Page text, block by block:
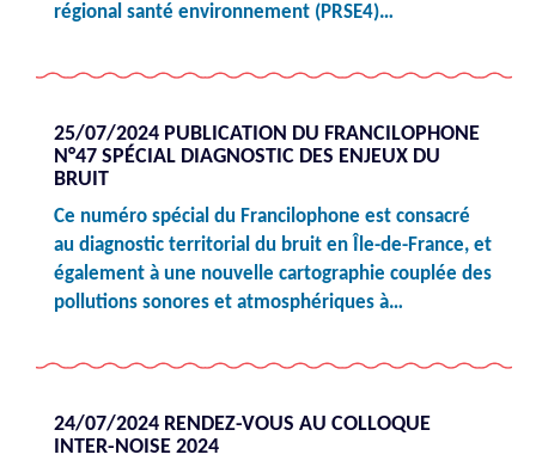
régional santé environnement (PRSE4)…
25/07/2024 PUBLICATION DU FRANCILOPHONE
N°47 SPÉCIAL DIAGNOSTIC DES ENJEUX DU
BRUIT
Ce numéro spécial du Francilophone est consacré
au diagnostic territorial du bruit en Île-de-France, et
également à une nouvelle cartographie couplée des
pollutions sonores et atmosphériques à…
24/07/2024 RENDEZ-VOUS AU COLLOQUE
INTER-NOISE 2024